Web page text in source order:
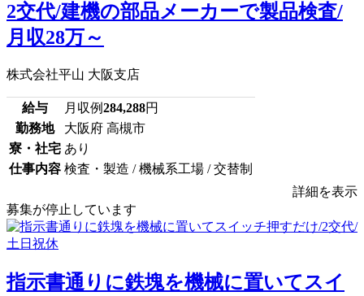
2交代/建機の部品メーカーで製品検査/
月収28万～
株式会社平山 大阪支店
給与 月収例284,288円
勤務地
大阪府 高槻市
寮・社宅 あり
仕事内容 検査・製造 / 機械系工場 / 交替制
詳細を表示
募集が停止しています
指示書通りに鉄塊を機械に置いてスイ